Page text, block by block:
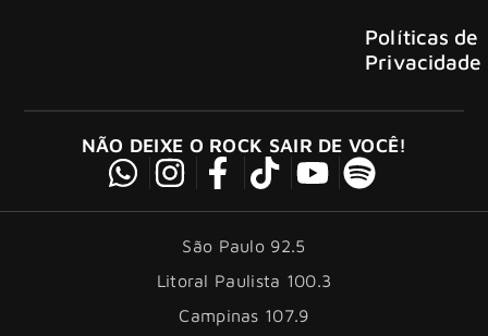
Políticas de
Privacidade
NÃO DEIXE O ROCK SAIR DE VOCÊ!
São Paulo 92.5
Litoral Paulista 100.3
Campinas 107.9